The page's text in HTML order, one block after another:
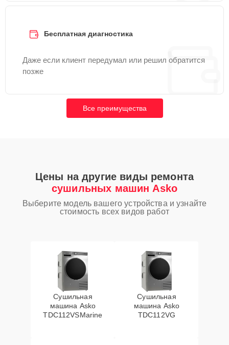
Бесплатная диагностика
Даже если клиент передумал или решил обратится
позже
Все преимущества
Цены на другие виды ремонта
сушильных машин Asko
Выберите модель вашего устройства и узнайте
стоимость всех видов работ
Сушильная
машина Asko
TDC112VSMarine
Сушильная
машина Asko
TDC112VG